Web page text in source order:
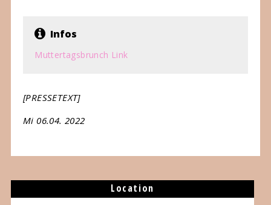
Infos
Muttertagsbrunch Link
[PRESSETEXT]
Mi 06.04. 2022
Location